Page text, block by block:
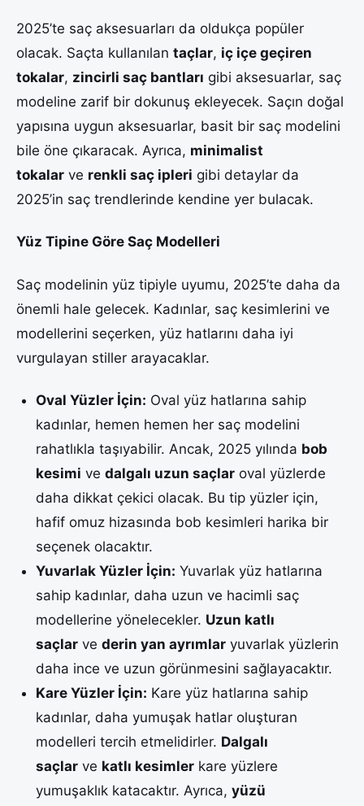
2025’te saç aksesuarları da oldukça popüler
olacak. Saçta kullanılan taçlar, iç içe geçiren
tokalar, zincirli saç bantları gibi aksesuarlar, saç
modeline zarif bir dokunuş ekleyecek. Saçın doğal
yapısına uygun aksesuarlar, basit bir saç modelini
bile öne çıkaracak. Ayrıca, minimalist
tokalar ve renkli saç ipleri gibi detaylar da
2025’in saç trendlerinde kendine yer bulacak.
Yüz Tipine Göre Saç Modelleri
Saç modelinin yüz tipiyle uyumu, 2025’te daha da
önemli hale gelecek. Kadınlar, saç kesimlerini ve
modellerini seçerken, yüz hatlarını daha iyi
vurgulayan stiller arayacaklar.
Oval Yüzler İçin: Oval yüz hatlarına sahip
kadınlar, hemen hemen her saç modelini
rahatlıkla taşıyabilir. Ancak, 2025 yılında bob
kesimi ve dalgalı uzun saçlaroval yüzlerde
daha dikkat çekici olacak. Bu tip yüzler için,
hafif omuz hizasında bob kesimleri harika bir
seçenek olacaktır.
Yuvarlak Yüzler İçin: Yuvarlak yüz hatlarına
sahip kadınlar, daha uzun ve hacimli saç
modellerine yönelecekler. Uzun katlı
saçlarve derin yan ayrımlaryuvarlak yüzlerin
daha ince ve uzun görünmesini sağlayacaktır.
Kare Yüzler İçin: Kare yüz hatlarına sahip
kadınlar, daha yumuşak hatlar oluşturan
modelleri tercih etmelidirler. Dalgalı
saçlarve katlı kesimlerkare yüzlere
yumuşaklık katacaktır. Ayrıca, yüzü